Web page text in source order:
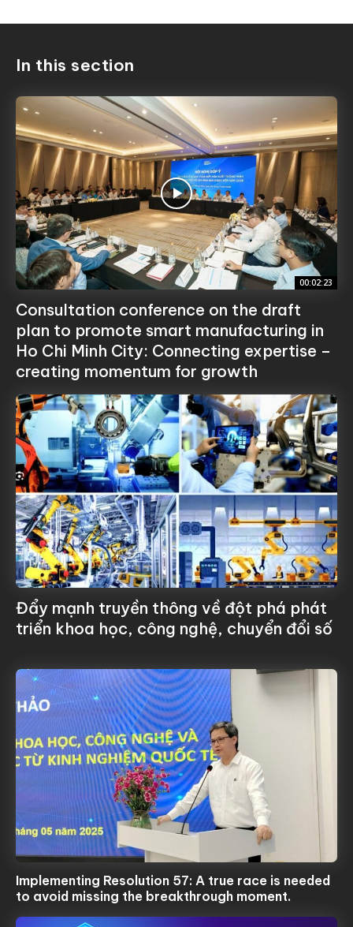
In this section
00:02:23
Consultation conference on the draft
plan to promote smart manufacturing in
Ho Chi Minh City: Connecting expertise –
creating momentum for growth
Đẩy mạnh truyền thông về đột phá phát
triển khoa học, công nghệ, chuyển đổi số
Implementing Resolution 57: A true race is needed
to avoid missing the breakthrough moment.